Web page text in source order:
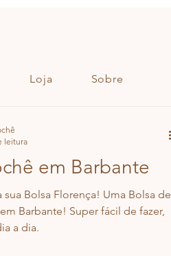
Loja Sobre
em Barbante
Bolsa Florença! Uma Bolsa de
Barbante! Super fácil de fazer,
a dia.
leitura